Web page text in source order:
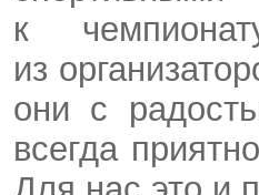
к
из
они с
всегда